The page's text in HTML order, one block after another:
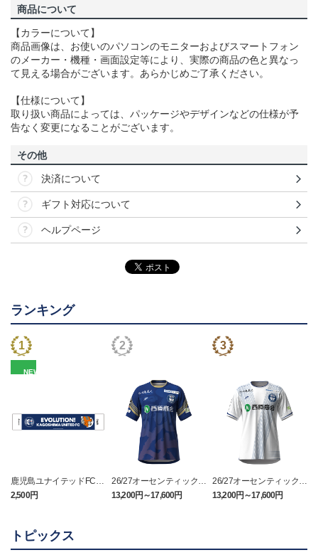
商品について
【カラーについて】
商品画像は、お使いのパソコンのモニターおよびスマートフォン
のメーカー・機種・画面設定等により、実際の商品の色と異なっ
て見える場合がございます。あらかじめご了承ください。
【仕様について】
取り扱い商品によっては、パッケージやデザインなどの仕様が予
告なく変更になることがございます。
その他
決済について
ギフト対応について
ヘルプページ
ランキング
NEW
鹿児島ユナイテッドFC
バクーダ タオルマフラ
ー
2,500円
26/27オーセンティックユ
ニフォーム（FP1st）
13,200円～17,600円
26/27オーセンティックユ
ニフォーム（FP2nd）
13,200円～17,600円
トピックス